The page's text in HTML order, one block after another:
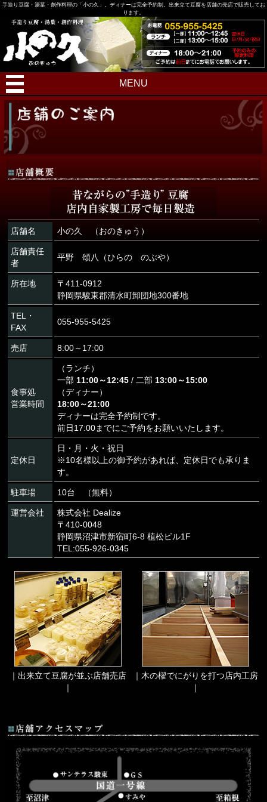
手造り豆腐・湯葉・創作料理の「小の久」。ディナーは完全予約制。出来立て豆腐を店舗の売店で販売してお
ります。
MENU
店舗名 小の久 （おのきゅう）
店舗責任
者
平野 頌八（ひらの のぶや）
所在地
〒411-0912
静岡県駿東郡清水町卸団地300番地
TEL・
FAX
055-955-5425
売店 8:00～17:00
食事処
営業時間
（ランチ）
一部 11:00～12:45 / 二部 13:00～15:00
（ディナー）
18:00～21:00
ディナーは完全予約制です。
前日17:00までにご予約をお願いいたします。
定休日
日・月・火・祝日
※10名様以上の御予約があれば、定休日でも承りま
す。
駐車場 10台 （無料）
運営会社
株式会社 Dealize
〒410-0048
静岡県沼津市新宿町6-8 植松ビル1F
TEL:055-926-0345
｜出来立て豆腐が並ぶ店舗売店
｜
｜木の櫂でにがりを打つ店内工房
｜